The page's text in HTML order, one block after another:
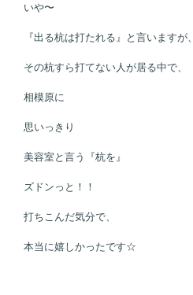
いや〜
『出る杭は打たれる』と言いますが、
その杭すら打てない人が居る中で、
相模原に
思いっきり
美容室と言う『杭を』
ズドンっと！！
打ちこんだ気分で、
本当に嬉しかったです☆